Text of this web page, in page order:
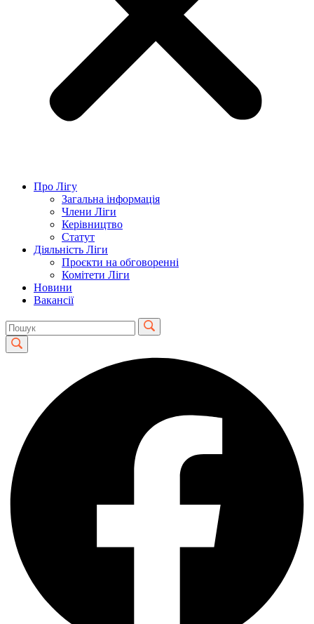
Про Лігу
Загальна інформація
Члени Ліги
Керівництво
Статут
Діяльність Ліги
Проєкти на обговоренні
Комітети Ліги
Новини
Вакансії